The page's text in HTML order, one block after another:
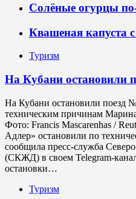
Солёные огурцы
Квашеная капуста
Туризм
На Кубани остановили
На Кубани остановили поезд
техническим причинам
Фото: Francis Mascarenhas /
Адлер» остановили по
сообщила пресс-служба
(СКЖД) в своем Telegram-
остановки…
Туризм